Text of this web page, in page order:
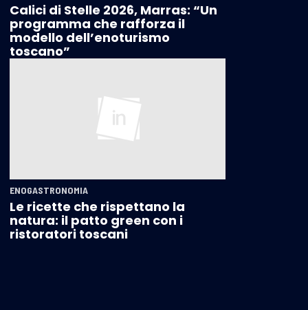
Calici di Stelle 2026, Marras: “Un
programma che rafforza il
modello dell’enoturismo
toscano”
ENOGASTRONOMIA
Le ricette che rispettano la
natura: il patto green con i
ristoratori toscani